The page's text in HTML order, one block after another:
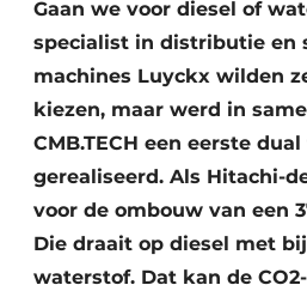
Fundering
Gaan we voor diesel of
specialist in distributie en
machines Luyckx wilden
kiezen, maar werd in
CMB.TECH een eerste
gerealiseerd. Als Hitachi-
voor de ombouw van een
Die draait op diesel met
waterstof. Dat kan de